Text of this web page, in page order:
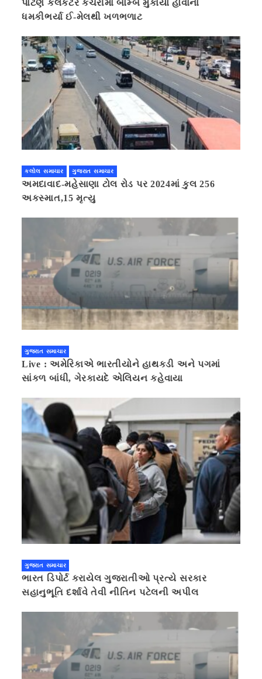
પાટણ કલેકટર કચેરીમાં બોમ્બ મુકાયો હોવાના
ધમકીભર્યા ઈ-મેલથી ખળભળાટ
કલોલ સમાચાર ગુજરાત સમાચાર
અમદાવાદ-મહેસાણા ટોલ રોડ પર 2024માં કુલ 256
અકસ્માત,15 મૃત્યુ
ગુજરાત સમાચાર
Live : અમેરિકાએ ભારતીયોને હાથકડી અને પગમાં
સાંકળ બાંધી, ગેરકાયદે એલિયન કહેવાયા
ગુજરાત સમાચાર
ભારત ડિપોર્ટ કરાયેલ ગુજરાતીઓ પ્રત્યે સરકાર
સહાનુભૂતિ દર્શાવે તેવી નીતિન પટેલની અપીલ